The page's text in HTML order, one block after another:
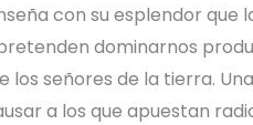
con su esplendor que
dominarnos
señores de la tierra.
a los que apuestan